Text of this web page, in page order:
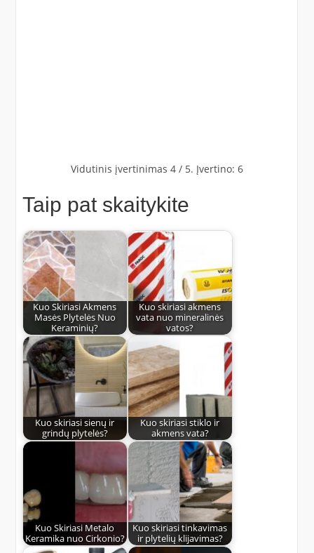
Vidutinis įvertinimas 4/ 5. Įvertino: 6
Taip pat skaitykite
Kuo Skiriasi Akmens
Masės Plytelės Nuo
Keraminių?
Kuo skiriasi akmens
vata nuo mineralinės
vatos?
Kuo skiriasi sienų ir
grindų plytelės?
Kuo skiriasi stiklo ir
akmens vata?
Kuo Skiriasi Metalo
Keramika nuo Cirkonio?
Kuo skiriasi tinkavimas
ir plytelių klijavimas?